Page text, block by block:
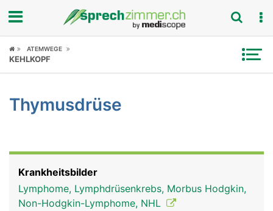
Fokus
Symptome
News
Ratgeber
ATEMWEGE
KEHLKOPF
Thymusdrüse
Krankheitsbilder
Lymphome, Lymphdrüsenkrebs, Morbus Hodgkin,
Non-Hodgkin-Lymphome, NHL